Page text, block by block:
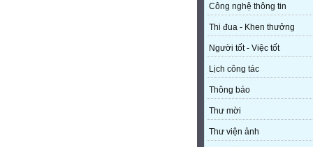
Công nghệ thông tin
Thi đua - Khen thưởng
Người tốt - Việc tốt
Lịch công tác
Thông báo
Thư mời
Thư viện ảnh